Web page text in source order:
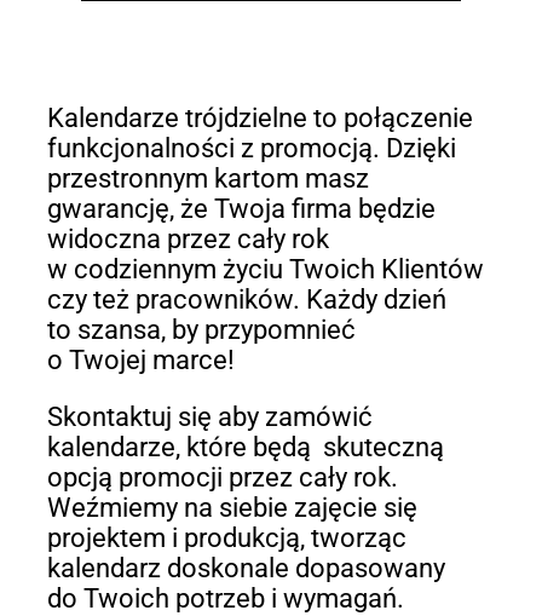
Kalendarze trójdzielne to połączenie
funkcjonalności z promocją. Dzięki
przestronnym kartom masz
gwarancję, że Twoja firma będzie
widoczna przez cały rok
w codziennym życiu Twoich Klientów
czy też pracowników. Każdy dzień
to szansa, by przypomnieć
o Twojej marce!
Skontaktuj się aby zamówić
kalendarze, które będą skuteczną
opcją promocji przez cały rok.
Weźmiemy na siebie zajęcie się
projektem i produkcją, tworząc
kalendarz doskonale dopasowany
do Twoich potrzeb i wymagań.